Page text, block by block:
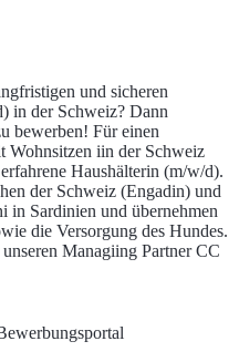
und sicheren
in der Schweiz? Dann
bewerben! Für einen
Wohnsitzen iin der Schweiz
Haushälterin (m/w/d).
der Schweiz (Engadin) und
in Sardinien und übernehmen
die Versorgung des Hundes.
Managiing Partner CC